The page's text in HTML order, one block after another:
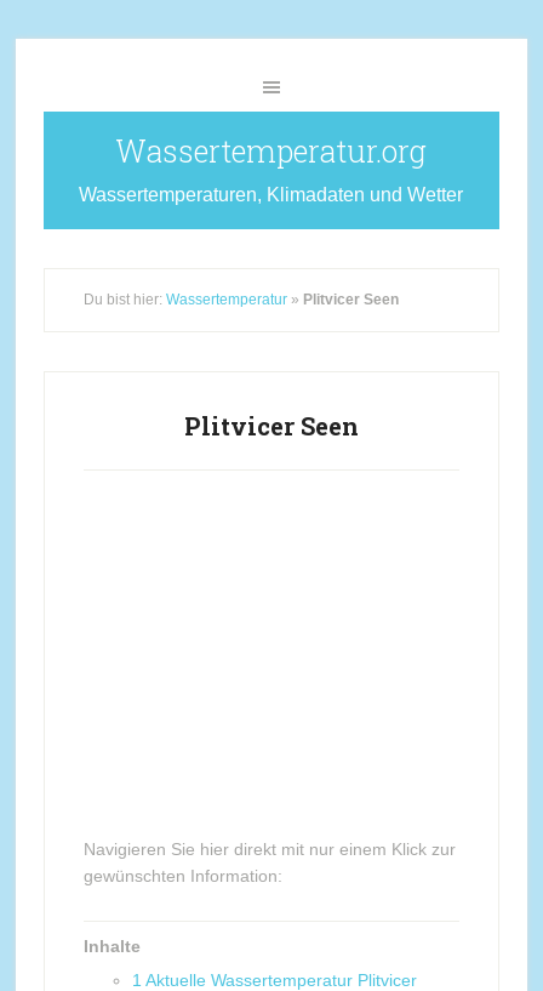
Wassertemperatur.org
Wassertemperaturen, Klimadaten und Wetter
Du bist hier: Wassertemperatur» Plitvicer Seen
Plitvicer Seen
Navigieren Sie hier direkt mit nur einem Klick zur
gewünschten Information:
Inhalte
1 Aktuelle Wassertemperatur Plitvicer